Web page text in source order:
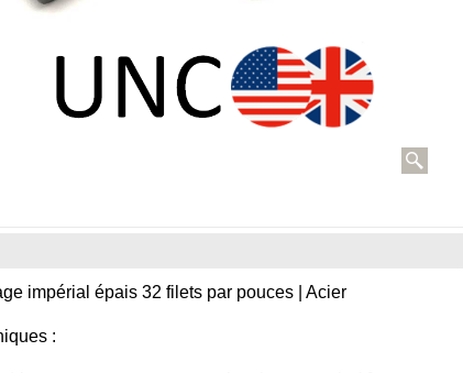
impérial épais 32 filets par pouces | Acier
: